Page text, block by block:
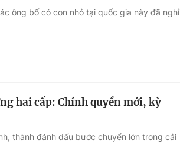
ông bố có con nhỏ tại quốc gia này đã nghỉ
hai cấp: Chính quyền mới, kỳ
thành đánh dấu bước chuyển lớn trong cải